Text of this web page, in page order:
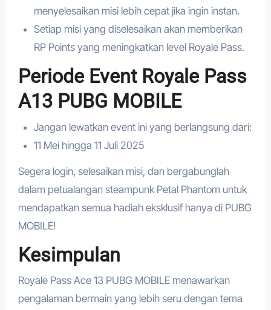
menyelesaikan misi lebih cepat jika ingin instan.
Setiap misi yang diselesaikan akan memberikan
RP Points yang meningkatkan level Royale Pass.
Periode Event Royale Pass
A13 PUBG MOBILE
Jangan lewatkan event ini yang berlangsung dari:
11 Mei hingga 11 Juli 2025
Segera login, selesaikan misi, dan bergabunglah
dalam petualangan steampunk Petal Phantom untuk
mendapatkan semua hadiah eksklusif hanya di PUBG
MOBILE!
Kesimpulan
Royale Pass Ace 13 PUBG MOBILE menawarkan
pengalaman bermain yang lebih seru dengan tema